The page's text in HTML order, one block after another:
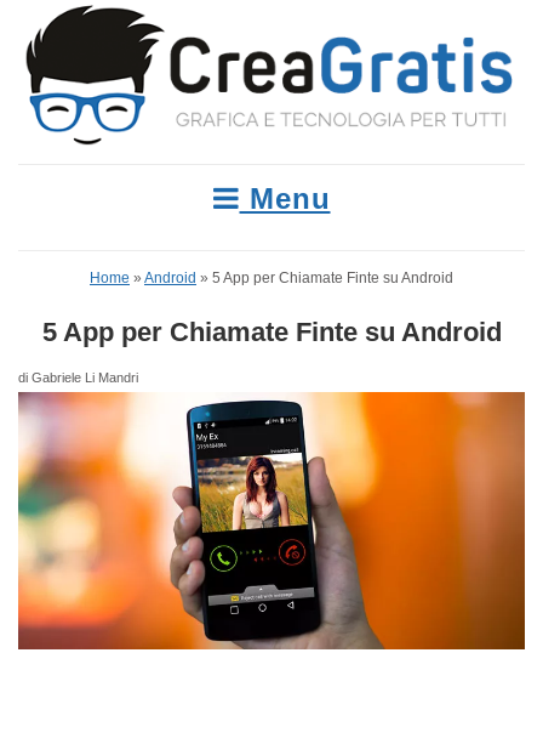
Menu
Home » Android » 5 App per Chiamate Finte su Android
5 App per Chiamate Finte su Android
di Gabriele Li Mandri